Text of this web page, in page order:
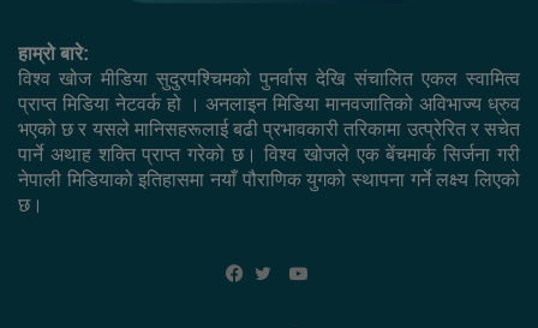
हाम्रो बारे:
विश्व खोज मीडिया सुदुरपश्चिमको पुनर्वास देखि संचालित एकल स्वामित्व
प्राप्त मिडिया नेटवर्क हो । अनलाइन मिडिया मानवजातिको अविभाज्य ध्रुव
भएको छ र यसले मानिसहरूलाई बढी प्रभावकारी तरिकामा उत्प्रेरित र सचेत
पार्ने अथाह शक्ति प्राप्त गरेको छ। विश्व खोजले एक बेंचमार्क सिर्जना गरी
नेपाली मिडियाको इतिहासमा नयाँ पौराणिक युगको स्थापना गर्ने लक्ष्य लिएको
छ।
YouTube